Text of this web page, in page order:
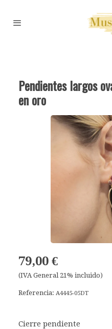
Pendientes largos
en oro
79,00 €
(IVA General 21% incluido)
Referencia: A4445-05DT
Cierre pendiente